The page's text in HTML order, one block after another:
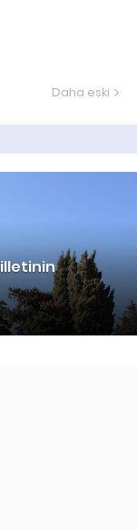
Daha eski